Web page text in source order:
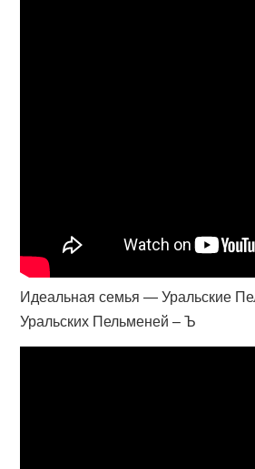
Идеальная семья — Уральские
Уральских Пельменей – Ъ